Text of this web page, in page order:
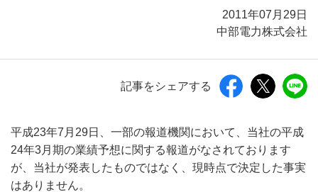
2011年07月29日
中部電力株式会社
記事をシェアする
平成23年7月29日、一部の報道機関において、当社の平成
24年3月期の業績予想に関する報道がなされております
が、当社が発表したものではなく、現時点で決定した事実
はありません。